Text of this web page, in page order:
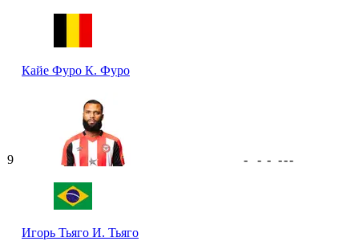
Кайе Фуро К. Фуро
9
Игорь Тьяго И. Тьяго
- - - ---